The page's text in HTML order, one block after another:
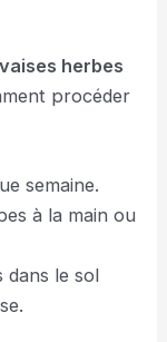
herbes
procéder
semaine.
à la main ou
dans le sol